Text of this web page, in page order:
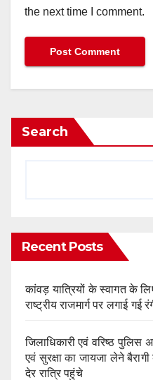
the next time I comment.
Search
Recent Posts
कांवड़ यात्रियों के स्वागत के
राष्ट्रीय राजमार्ग पर लगाई गई
जिलाधिकारी एवं वरिष्ठ
एवं सुरक्षा का जायजा लेने
देर रात्रि पहुंचे